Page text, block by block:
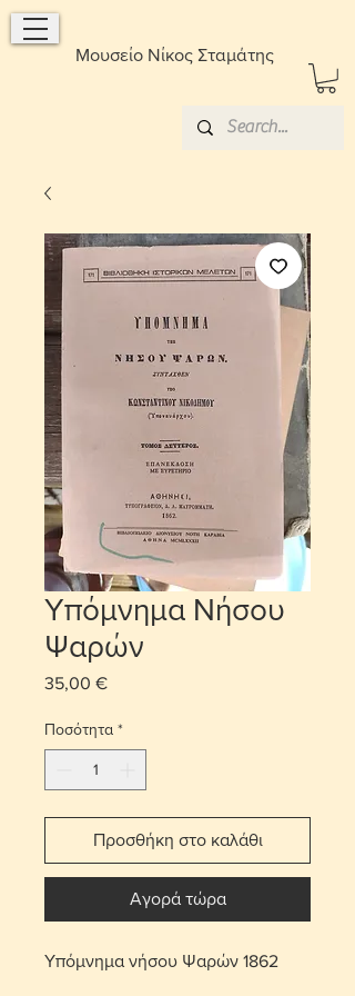
Μουσείο Νίκος Σταμάτης
Υπόμνημα Νήσου
Ψαρών
35,00 €Τιμή
Ποσότητα *
Προσθήκη στο καλάθι
Αγορά τώρα
Υπόμνημα νήσου Ψαρών 1862